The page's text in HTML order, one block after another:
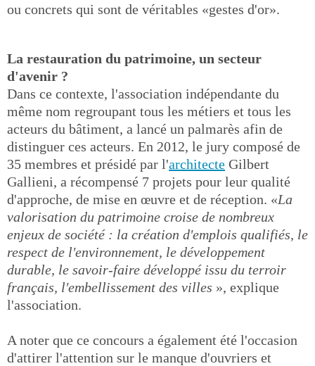
ou concrets qui sont de véritables «gestes d'or».
La restauration du patrimoine, un secteur
d'avenir ?
Dans ce contexte, l'association indépendante du
même nom regroupant tous les métiers et tous les
acteurs du bâtiment, a lancé un palmarès afin de
distinguer ces acteurs. En 2012, le jury composé de
35 membres et présidé par l'architecte Gilbert
Gallieni, a récompensé 7 projets pour leur qualité
d'approche, de mise en œuvre et de réception. «La
valorisation du patrimoine croise de nombreux
enjeux de société : la création d'emplois qualifiés, le
respect de l'environnement, le développement
durable, le savoir-faire développé issu du terroir
français, l'embellissement des villes », explique
l'association.
A noter que ce concours a également été l'occasion
d'attirer l'attention sur le manque d'ouvriers et